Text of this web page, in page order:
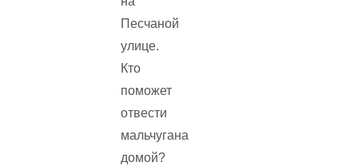
Песчаной
улице.
Кто
поможет
отвести
мальчугана
домой?